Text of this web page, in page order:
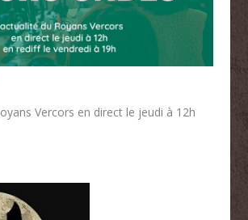
Vercors en direct le jeudi à 12h